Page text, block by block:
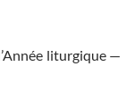
liturgique —